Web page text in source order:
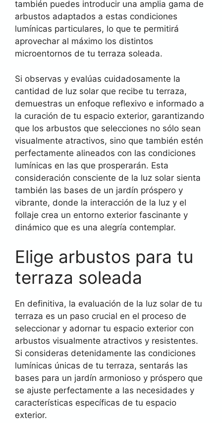
también puedes introducir una amplia gama de
arbustos adaptados a estas condiciones
lumínicas particulares, lo que te permitirá
aprovechar al máximo los distintos
microentornos de tu terraza soleada.
Si observas y evalúas cuidadosamente la
cantidad de luz solar que recibe tu terraza,
demuestras un enfoque reflexivo e informado a
la curación de tu espacio exterior, garantizando
que los arbustos que selecciones no sólo sean
visualmente atractivos, sino que también estén
perfectamente alineados con las condiciones
lumínicas en las que prosperarán. Esta
consideración consciente de la luz solar sienta
también las bases de un jardín próspero y
vibrante, donde la interacción de la luz y el
follaje crea un entorno exterior fascinante y
dinámico que es una alegría contemplar.
Elige arbustos para tu
terraza soleada
En definitiva, la evaluación de la luz solar de tu
terraza es un paso crucial en el proceso de
seleccionar y adornar tu espacio exterior con
arbustos visualmente atractivos y resistentes.
Si consideras detenidamente las condiciones
lumínicas únicas de tu terraza, sentarás las
bases para un jardín armonioso y próspero que
se ajuste perfectamente a las necesidades y
características específicas de tu espacio
exterior.